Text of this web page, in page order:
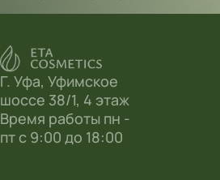
Г. Уфа, Уфимское
шоссе 38/1, 4 этаж
Время работы пн -
пт с 9:00 до 18:00